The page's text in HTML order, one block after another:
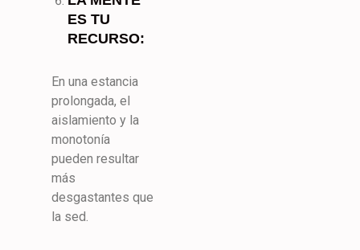
ES TU
RECURSO:
En una estancia
prolongada, el
aislamiento y la
monotonía
pueden resultar
más
desgastantes que
la sed.